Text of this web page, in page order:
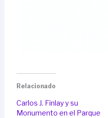
Relacionado
Carlos J. Finlay y su
Monumento en el Parque